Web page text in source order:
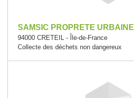
SAMSIC PROPRETE URBAINE
94000 CRETEIL - Île-de-France
Collecte des déchets non dangereux